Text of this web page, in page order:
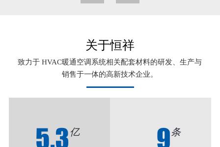
关于恒祥
致力于 HVAC暖通空调系统相关配套材料的研发、生产与
销售于一体的高新技术企业。
亿 条